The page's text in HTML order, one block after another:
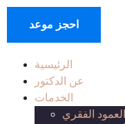
احجز موعد
الرئيسية
عن الدكتور
الخدمات
الفقري